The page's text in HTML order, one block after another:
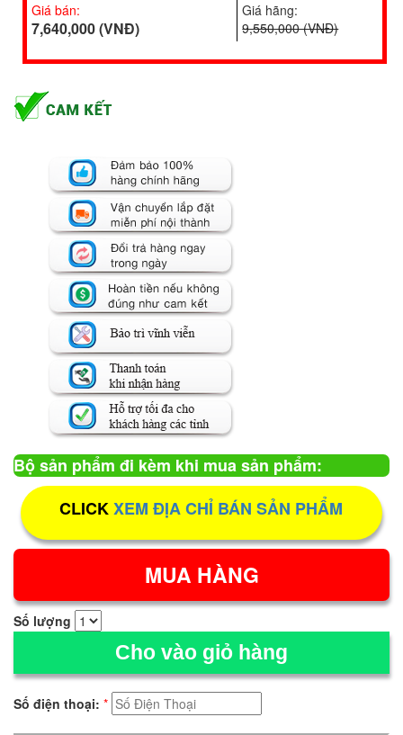
Giá bán:
7,640,000 (VNĐ)
Giá hãng:
9,550,000 (VNĐ)
Bộ sản phẩm đi kèm khi mua sản phẩm:
CLICKXEM ĐỊA CHỈ BÁN SẢN PHẨM
Số lượng
Cho vào giỏ hàng
Số điện thoại: *